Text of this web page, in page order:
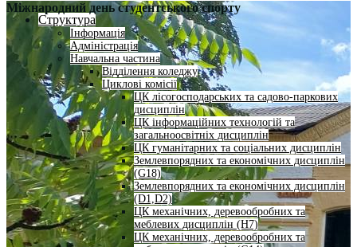
Структура
Інформація
Адміністрація
Навчальна частина
Відділення коледжу
Циклові комісії
ЦК лісогосподарських та садово-паркових
дисциплін
ЦК інформаційних технологій та
загальноосвітніх дисциплін
ЦК гуманітарних та соціальних дисциплін
Землевпорядних та економічних дисциплін
(G18)
Землевпорядних та економічних дисциплін
(D1,D2)
ЦК механічних, деревообробних та
меблевих дисциплін (H7)
ЦК механічних, деревообробних та
Міжнародний день студентського спорту